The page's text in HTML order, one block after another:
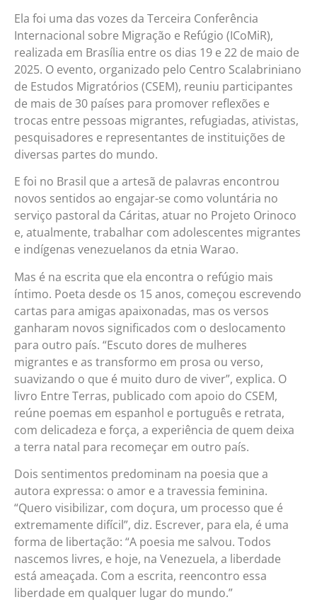
Ela foi uma das vozes da Terceira Conferência
Internacional sobre Migração e Refúgio (ICoMiR),
realizada em Brasília entre os dias 19 e 22 de maio de
2025. O evento, organizado pelo Centro Scalabriniano
de Estudos Migratórios (CSEM), reuniu participantes
de mais de 30 países para promover reflexões e
trocas entre pessoas migrantes, refugiadas, ativistas,
pesquisadores e representantes de instituições de
diversas partes do mundo.
E foi no Brasil que a artesã de palavras encontrou
novos sentidos ao engajar-se como voluntária no
serviço pastoral da Cáritas, atuar no Projeto Orinoco
e, atualmente, trabalhar com adolescentes migrantes
e indígenas venezuelanos da etnia Warao.
Mas é na escrita que ela encontra o refúgio mais
íntimo. Poeta desde os 15 anos, começou escrevendo
cartas para amigas apaixonadas, mas os versos
ganharam novos significados com o deslocamento
para outro país. “Escuto dores de mulheres
migrantes e as transformo em prosa ou verso,
suavizando o que é muito duro de viver”, explica. O
livro Entre Terras, publicado com apoio do CSEM,
reúne poemas em espanhol e português e retrata,
com delicadeza e força, a experiência de quem deixa
a terra natal para recomeçar em outro país.
Dois sentimentos predominam na poesia que a
autora expressa: o amor e a travessia feminina.
“Quero visibilizar, com doçura, um processo que é
extremamente difícil”, diz. Escrever, para ela, é uma
forma de libertação: “A poesia me salvou. Todos
nascemos livres, e hoje, na Venezuela, a liberdade
está ameaçada. Com a escrita, reencontro essa
liberdade em qualquer lugar do mundo.”